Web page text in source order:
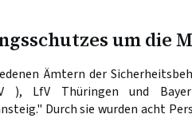
um die
Ämtern der
), LfV Thüringen und
Durch sie wurden acht